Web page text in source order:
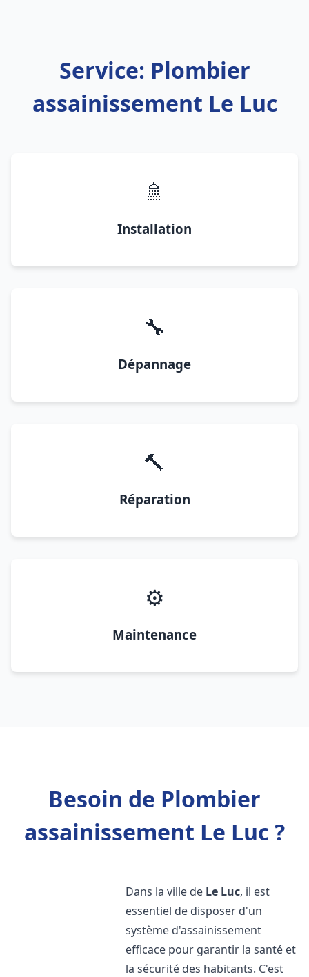
Service: Plombier
assainissement Le Luc
🚿
Installation
🔧
Dépannage
🔨
Réparation
⚙️
Maintenance
Besoin de Plombier
assainissement Le Luc ?
Dans la ville de Le Luc, il est
essentiel de disposer d'un
système d'assainissement
efficace pour garantir la santé et
la sécurité des habitants. C'est